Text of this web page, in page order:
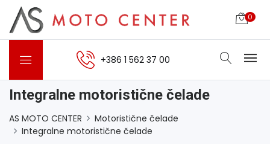
0
+386 1 562 37 00
Integralne motoristične čelade
AS MOTO CENTER
Motoristične čelade
Integralne motoristične čelade